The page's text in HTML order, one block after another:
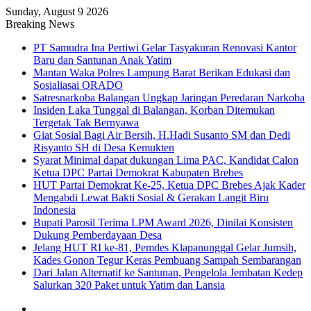
Sunday, August 9 2026
Breaking News
PT Samudra Ina Pertiwi Gelar Tasyakuran Renovasi Kantor
Baru dan Santunan Anak Yatim
Mantan Waka Polres Lampung Barat Berikan Edukasi dan
Sosialiasai ORADO
Satresnarkoba Balangan Ungkap Jaringan Peredaran Narkoba
Insiden Laka Tunggal di Balangan, Korban Ditemukan
Tergetak Tak Bernyawa
Giat Sosial Bagi Air Bersih, H.Hadi Susanto SM dan Dedi
Risyanto SH di Desa Kemukten
Syarat Minimal dapat dukungan Lima PAC, Kandidat Calon
Ketua DPC Partai Demokrat Kabupaten Brebes
HUT Partai Demokrat Ke-25, Ketua DPC Brebes Ajak Kader
Mengabdi Lewat Bakti Sosial & Gerakan Langit Biru
Indonesia
Bupati Parosil Terima LPM Award 2026, Dinilai Konsisten
Dukung Pemberdayaan Desa
Jelang HUT RI ke-81, Pemdes Klapanunggal Gelar Jumsih,
Kades Gonon Tegur Keras Pembuang Sampah Sembarangan
Dari Jalan Alternatif ke Santunan, Pengelola Jembatan Kedep
Salurkan 320 Paket untuk Yatim dan Lansia